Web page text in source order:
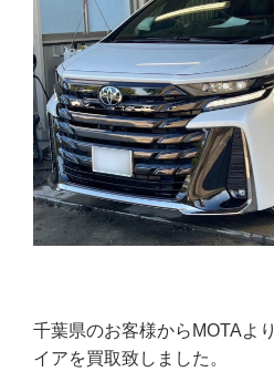
千葉県のお客様からMOTAよ
イアを買取致しました。